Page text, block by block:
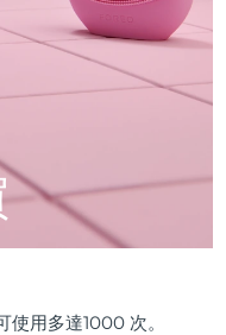
用多達1000 次。